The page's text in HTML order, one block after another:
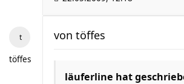
töffes
von töffes
läuferline hat